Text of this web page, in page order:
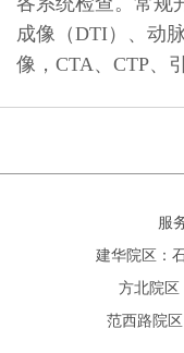
成像（DTI）、动
像，CTA、CTP、
服
建华院区：
方北院区
范西路院